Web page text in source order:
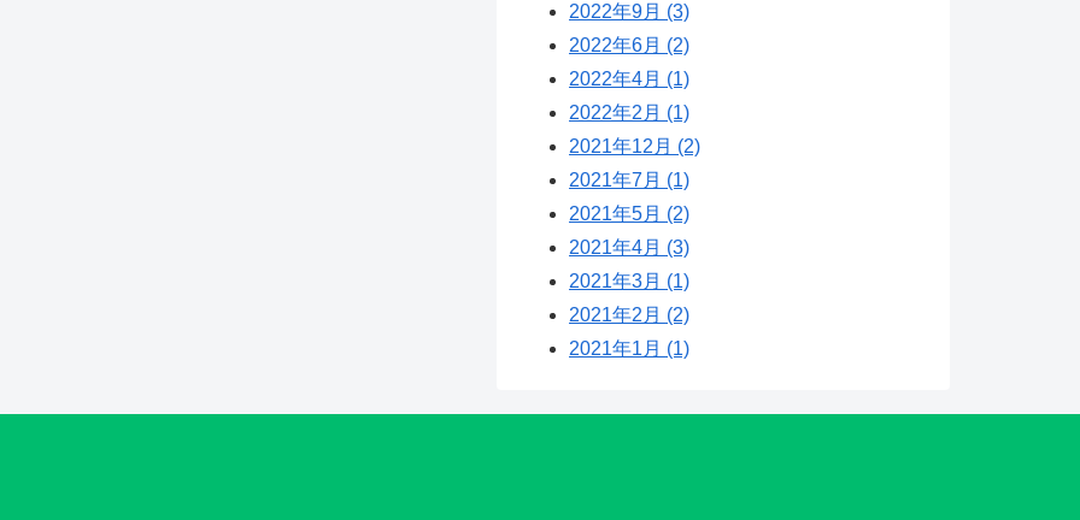
2022年9月 (3)
2022年6月 (2)
2022年4月 (1)
2022年2月 (1)
2021年12月 (2)
2021年7月 (1)
2021年5月 (2)
2021年4月 (3)
2021年3月 (1)
2021年2月 (2)
2021年1月 (1)